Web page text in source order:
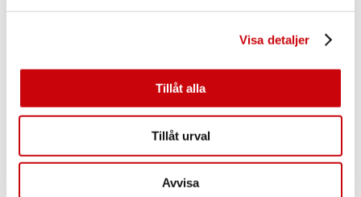
Visa detaljer
Tillåt alla
Tillåt urval
Avvisa